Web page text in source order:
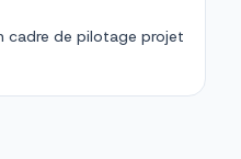
cadre de pilotage projet